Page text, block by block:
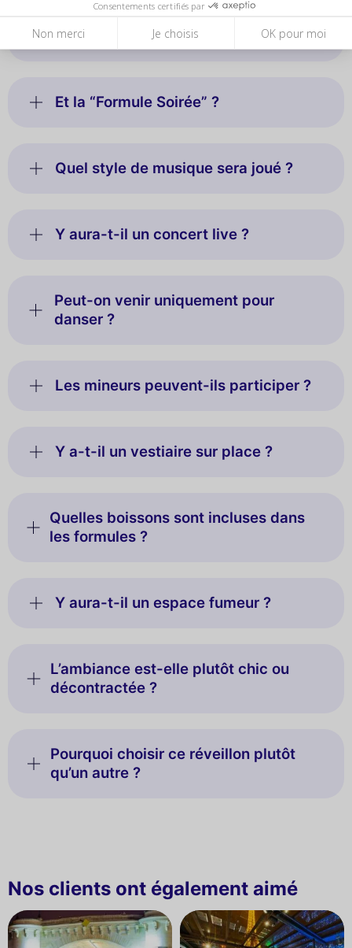
Consentements certifiés par
Non merci Je choisis OK pour moi
Que comprend le billet “Formule
Concert” ?
Et la “Formule Soirée” ?
Quel style de musique sera joué ?
Y aura-t-il un concert live ?
Peut-on venir uniquement pour
danser ?
Les mineurs peuvent-ils participer ?
Y a-t-il un vestiaire sur place ?
Quelles boissons sont incluses dans
les formules ?
Y aura-t-il un espace fumeur ?
L’ambiance est-elle plutôt chic ou
décontractée ?
Pourquoi choisir ce réveillon plutôt
qu’un autre ?
Nos clients ont également aimé